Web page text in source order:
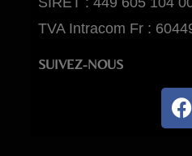
TVA Intracom Fr :
SUIVEZ-NOUS